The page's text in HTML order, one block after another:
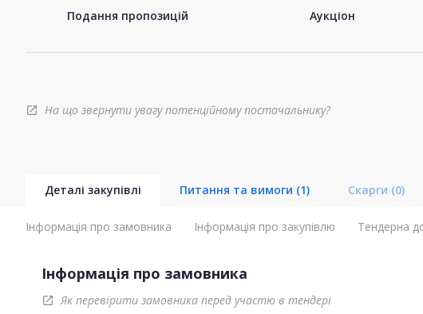
Подання пропозицій Аукціон
open_in_new На що звернути увагу потенційному постачальнику?
Деталі закупівлі Питання та вимоги (1) Скарги (0)
Інформація про замовника Інформація про закупівлю Тендерна
Інформація про замовника
open_in_new Як перевірити замовника перед участю в тендері